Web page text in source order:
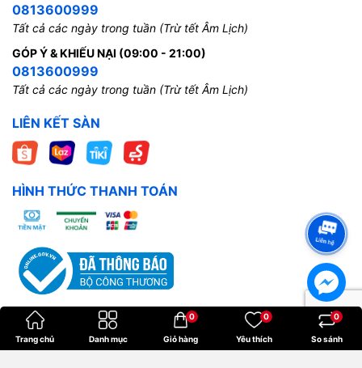
0813600999
Tất cả các ngày trong tuần (Trừ tết Âm Lịch)
GÓP Ý & KHIẾU NẠI (09:00 - 21:00)
0813600999
Tất cả các ngày trong tuần (Trừ tết Âm Lịch)
LIÊN KẾT SÀN
HÌNH THỨC THANH TOÁN
Bản quyền thuộc vềHoangkien.
Trang chủ Danh mục Giỏ hàng
0
Yêu thích
0
So sánh
0